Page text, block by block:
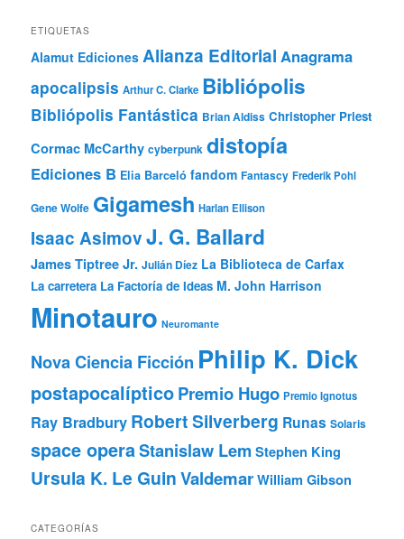
ETIQUETAS
Alamut Ediciones Alianza Editorial Anagrama
apocalipsis Arthur C. Clarke Bibliópolis
Bibliópolis Fantástica Brian Aldiss Christopher Priest
Cormac McCarthy cyberpunk distopía
Ediciones B Elia Barceló fandom Fantascy Frederik Pohl
Gene Wolfe Gigamesh Harlan Ellison
Isaac AsimovJ. G. Ballard
James Tiptree Jr. Julián Díez La Biblioteca de Carfax
La carretera La Factoría de Ideas M. John Harrison
Minotauro Neuromante
Nova Ciencia Ficción Philip K. Dick
postapocalípticoPremio Hugo Premio Ignotus
Ray Bradbury Robert Silverberg Runas Solaris
space operaStanislaw Lem Stephen King
Ursula K. Le GuinValdemarWilliam Gibson
CATEGORÍAS